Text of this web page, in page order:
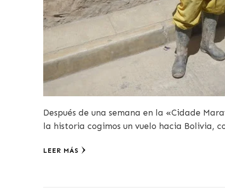
Después de una semana en la «Cidade
la historia cogimos un vuelo hacia Bolivia,
LEER MÁS